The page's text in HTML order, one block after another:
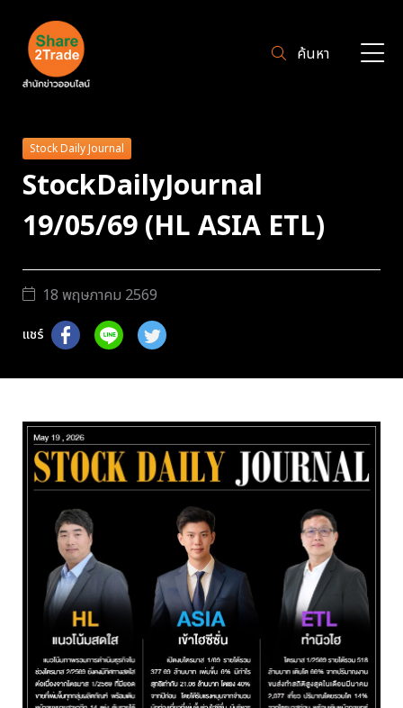
ค้นหา
Stock Daily Journal
StockDailyJournal
19/05/69 (HL ASIA ETL)
18 พฤษภาคม 2569
แชร์